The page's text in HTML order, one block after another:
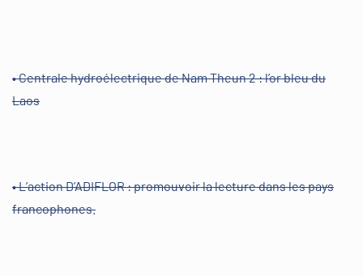
• Centrale hydroélectrique de Nam Theun 2 : l’or bleu du
Laos
• L’action D’ADIFLOR : promouvoir la lecture dans les pays
francophones.